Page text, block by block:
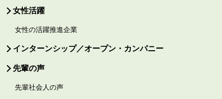
女性活躍
女性の活躍推進企業
インターンシップ／オープン・カンパニー
先輩の声
先輩社会人の声